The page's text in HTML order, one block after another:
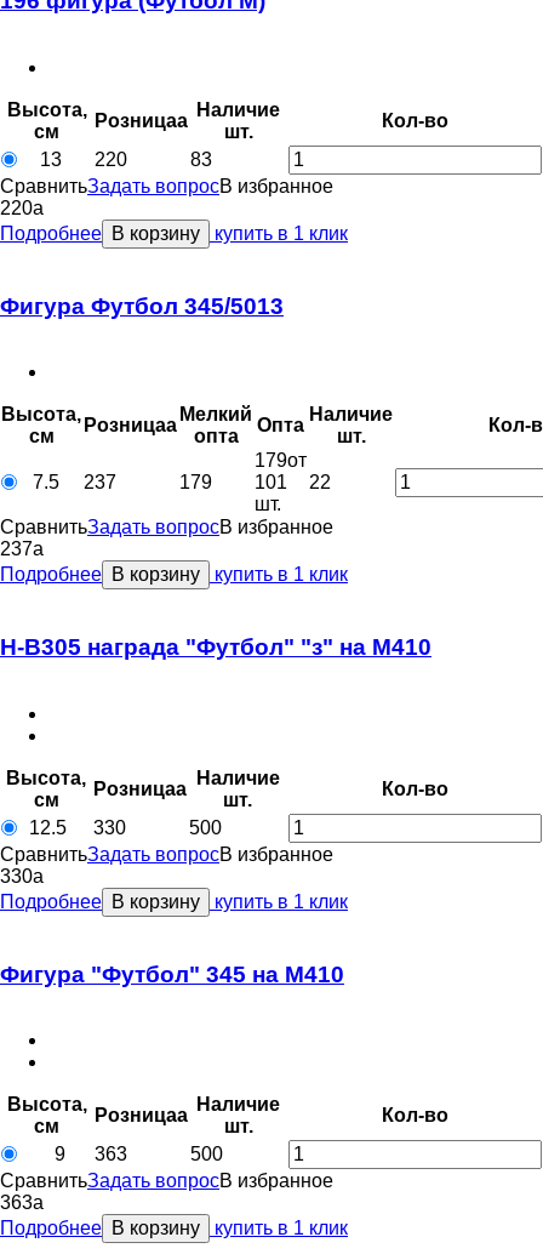
Высота,
см
Розницаa
Наличие
шт.
Кол-во
13
220
83
СравнитьЗадать вопросВ избранное
220a
Подробнее В корзину купить в 1 клик
Фигура Футбол 345/5013
Высота,
см
Розницаa
Мелкий
оптa
Оптa
Наличие
шт.
Кол-
7.5 237 179
179от
101
шт.
22
СравнитьЗадать вопросВ избранное
237a
Подробнее В корзину купить в 1 клик
Н-В305 награда "Футбол" "з" на М410
Высота,
см
Розницаa
Наличие
шт.
Кол-во
12.5
330
500
СравнитьЗадать вопросВ избранное
330a
Подробнее В корзину купить в 1 клик
Фигура "Футбол" 345 на М410
Высота,
см
Розницаa
Наличие
шт.
Кол-во
9
363
500
СравнитьЗадать вопросВ избранное
363a
Подробнее В корзину купить в 1 клик